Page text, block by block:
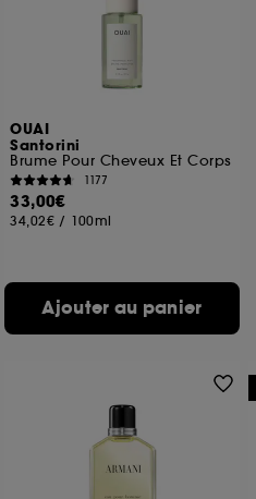
OUAI
Santorini
Brume Pour Cheveux Et Corps
1177
33,00€
34,02€ / 100ml
Ajouter au panier